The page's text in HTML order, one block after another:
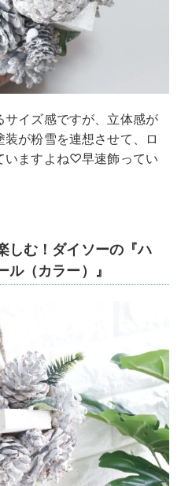
イズ感ですが、立体感が
が粉雪を連想させて、ロ
いますよね♡早速飾ってい
しむ！ダイソーの『ハ
ル（カラー）』